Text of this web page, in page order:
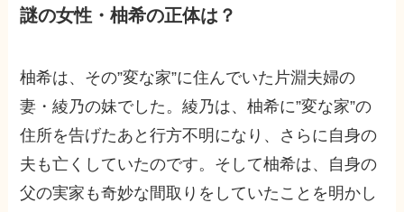
謎の女性・柚希の正体は？
柚希は、その”変な家”に住んでいた片淵夫婦の
妻・綾乃の妹でした。綾乃は、柚希に”変な家”の
住所を告げたあと行方不明になり、さらに自身の
夫も亡くしていたのです。そして柚希は、自身の
父の実家も奇妙な間取りをしていたことを明かし